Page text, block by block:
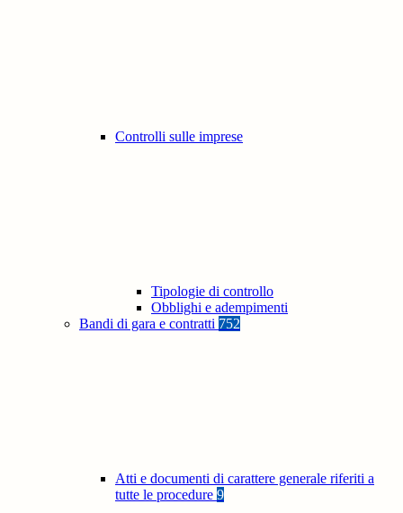
Controlli sulle imprese
Tipologie di controllo
Obblighi e adempimenti
Bandi di gara e contratti 752
Atti e documenti di carattere generale riferiti a
tutte le procedure 9